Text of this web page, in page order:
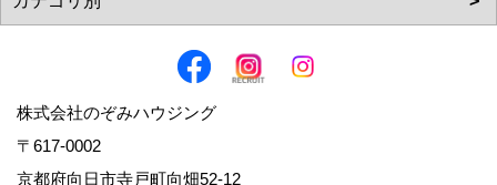
株式会社のぞみハウジング
〒617-0002
京都府向日市寺戸町向畑52-12